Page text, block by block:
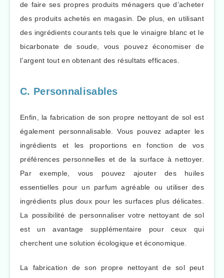
de faire ses propres produits ménagers que d’acheter
des produits achetés en magasin. De plus, en utilisant
des ingrédients courants tels que le vinaigre blanc et le
bicarbonate de soude, vous pouvez économiser de
l’argent tout en obtenant des résultats efficaces.
C. Personnalisables
Enfin, la fabrication de son propre nettoyant de sol est
également personnalisable. Vous pouvez adapter les
ingrédients et les proportions en fonction de vos
préférences personnelles et de la surface à nettoyer.
Par exemple, vous pouvez ajouter des huiles
essentielles pour un parfum agréable ou utiliser des
ingrédients plus doux pour les surfaces plus délicates.
La possibilité de personnaliser votre nettoyant de sol
est un avantage supplémentaire pour ceux qui
cherchent une solution écologique et économique.
La fabrication de son propre nettoyant de sol peut